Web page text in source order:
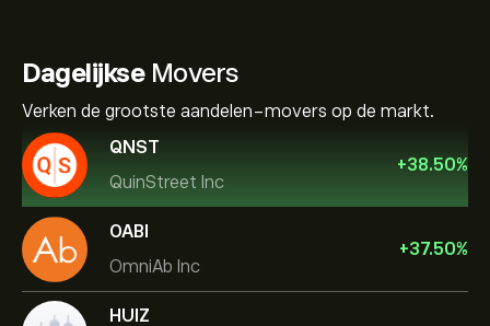
DagelijkseMovers
Verken de grootste aandelen-movers op de markt.
QNST
QuinStreet Inc
+38.50%
OABI
OmniAb Inc
+37.50%
HUIZ